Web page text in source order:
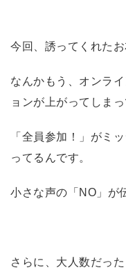
今回、誘ってくれたお
なんかもう、オンラ
ョンが上がってしまっ
「全員参加！」がミ
ってるんです。
小さな声の「NO」が
さらに、大人数だっ